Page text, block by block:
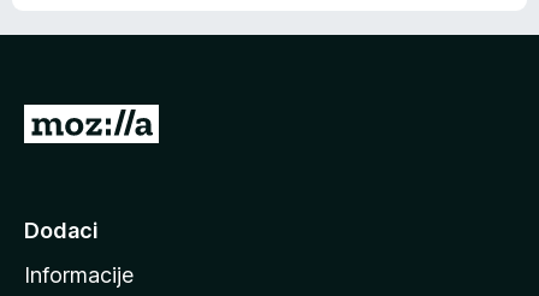
n
p
Dodaci
Informacije